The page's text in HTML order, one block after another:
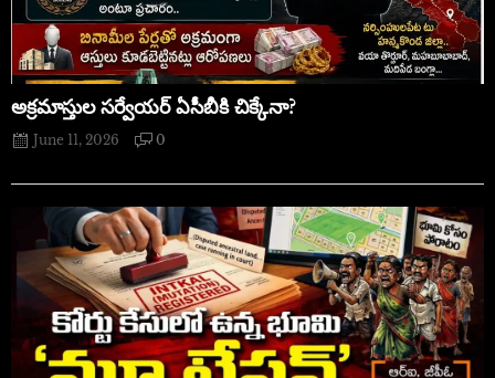
అక్రమాస్తుల సర్వేయర్ ఏసీబీకి చిక్కేనా?
June 11, 2026 0